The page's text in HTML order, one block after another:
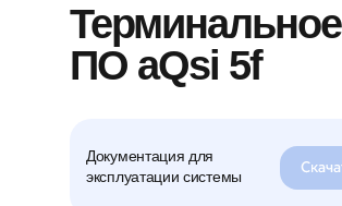
Терминальное
ПО aQsi 5f
Документация для
эксплуатации системы